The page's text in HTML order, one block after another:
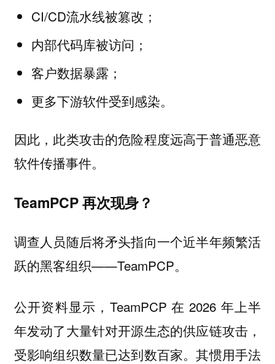
CI/CD流水线被篡改；
内部代码库被访问；
客户数据暴露；
更多下游软件受到感染。
因此，此类攻击的危险程度远高于普通恶意
软件传播事件。
TeamPCP 再次现身？
调查人员随后将矛头指向一个近半年频繁活
跃的黑客组织——TeamPCP。
公开资料显示，TeamPCP 在 2026 年上半
年发动了大量针对开源生态的供应链攻击，
受影响组织数量已达到数百家。其惯用手法